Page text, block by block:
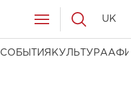
СОБЫТИЯ КУЛЬТУРА
UK